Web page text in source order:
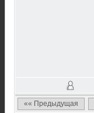
«« Предыдущая